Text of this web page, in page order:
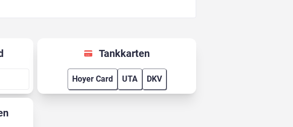
Tankkarten
Hoyer Card UTA DKV